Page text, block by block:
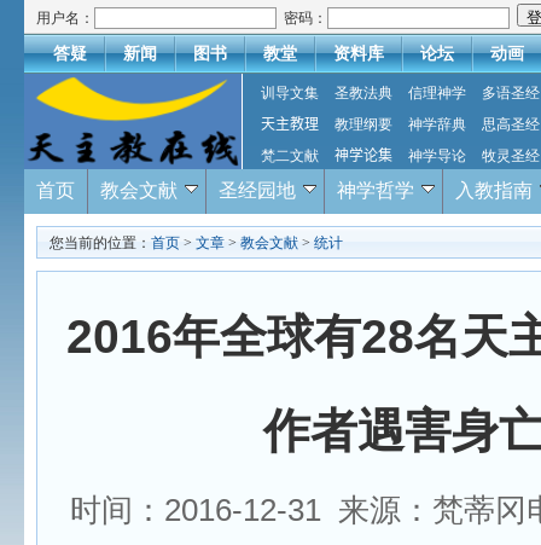
用户名： 密码：
答疑 新闻 图书 教堂 资料库 论坛 动画
训导文集 圣教法典 信理神学
多语圣经
天主教理
教理纲要 神学辞典
思高圣经
梵二文献
神学论集 神学导论 牧灵圣经
首页 教会文献 圣经园地 神学哲学 入教指南
您当前的位置： 首页 > 文章 > 教会文献 > 统计
2016年全球有28名天
作者遇害身
时间：2016-12-31 来源：梵蒂